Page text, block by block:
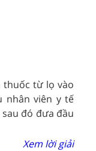
thuốc từ lọ vào
nhân viên y tế
đó đưa đầu
Xem lời giải